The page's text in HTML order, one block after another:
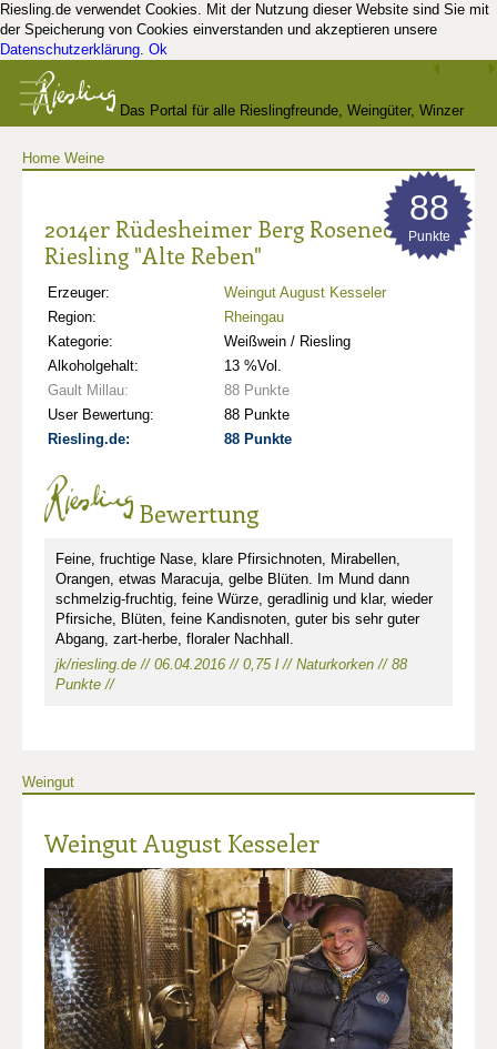
Riesling.de verwendet Cookies. Mit der Nutzung dieser Website sind Sie mit
der Speicherung von Cookies einverstanden und akzeptieren unsere
Datenschutzerklärung. Ok
Das Portal für alle Rieslingfreunde, Weingüter, Winzer
Home Weine
2014er Rüdesheimer Berg Roseneck
Riesling "Alte Reben"
Erzeuger:
Weingut August Kesseler
Region:
Rheingau
Kategorie:
Weißwein / Riesling
Alkoholgehalt:
13 %Vol.
Gault Millau:
88 Punkte
User Bewertung:
88 Punkte
Riesling.de:
88 Punkte
88
Punkte
Bewertung
Feine, fruchtige Nase, klare Pfirsichnoten, Mirabellen,
Orangen, etwas Maracuja, gelbe Blüten. Im Mund dann
schmelzig-fruchtig, feine Würze, geradlinig und klar, wieder
Pfirsiche, Blüten, feine Kandisnoten, guter bis sehr guter
Abgang, zart-herbe, floraler Nachhall.
jk/riesling.de // 06.04.2016 // 0,75 l // Naturkorken // 88
Punkte //
Weingut
Weingut August Kesseler